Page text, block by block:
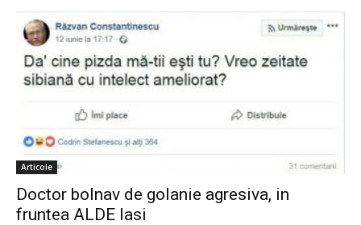
Articole
Doctor bolnav de golanie agresiva, in
fruntea ALDE Iasi